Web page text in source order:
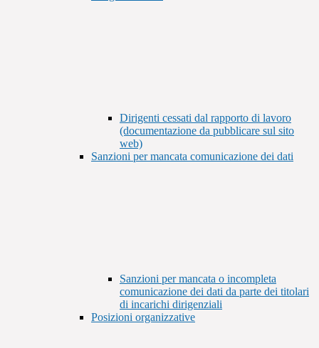
Dirigenti cessati dal rapporto di lavoro
(documentazione da pubblicare sul sito
web)
Sanzioni per mancata comunicazione dei dati
Sanzioni per mancata o incompleta
comunicazione dei dati da parte dei titolari
di incarichi dirigenziali
Posizioni organizzative